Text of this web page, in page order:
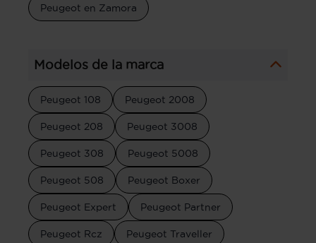
Peugeot en Zamora
Modelos de la marca
Peugeot 108 Peugeot 2008
Peugeot 208 Peugeot 3008
Peugeot 308 Peugeot 5008
Peugeot 508 Peugeot Boxer
Peugeot Expert Peugeot Partner
Peugeot Rcz Peugeot Traveller